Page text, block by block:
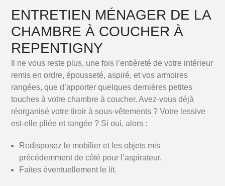
ENTRETIEN MÉNAGER DE LA
CHAMBRE À COUCHER À
REPENTIGNY
Il ne vous reste plus, une fois l’entièreté de votre intérieur
remis en ordre, épousseté, aspiré, et vos armoires
rangées, que d’apporter quelques dernières petites
touches à votre chambre à coucher. Avez-vous déjà
réorganisé votre tiroir à sous-vêtements ? Votre lessive
est-elle pliée et rangée ? Si oui, alors :
Redisposez le mobilier et les objets mis
précédemment de côté pour l’aspirateur.
Faites éventuellement le lit.